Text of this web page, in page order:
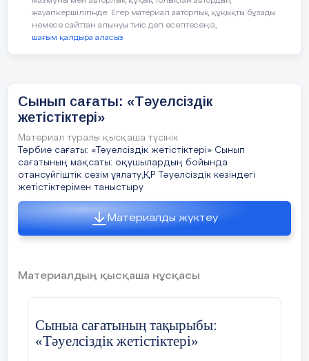
Ол өз сөзінде оқушылардың тәртібі
жақсы екенін дегенмен кейбір
оқушылардың тәртібі нашарлап, сабаққа
дайындалмай келетінін айтты. Осы мәселе
Айнұр
да сөзге шығып, сынып
оқушыларының тазалығы жақсы екенін
айтты.
Үшінші мәселе бойынша сынып
жетекші оқушыларға мектептегі қоғамдық
жұмыстарға белсене қатысуға шақырды.
Сыныптағы оқушылардың мектепте өз-
өзін ұстауы, мұғалімдерді сыйлауы
керектігі айтылды. Басқа сынып
оқушыларыменде тату болуы, олармен
қабылданды.
Әрбір оқушы ІІ тоқсанды жақсы деген
жауапкершілігінде. Егер материал авторлық құқықты бұзады
немесе сайттан алынуы тиіс деп есептесеңіз,
шағым қалдыра аласыз
Сынып сағаты: «Тәуелсіздік
жетістіктері»
Материал туралы қысқаша түсінік
Тәрбие сағаты: «Тәуелсіздік жетістіктері» Сынып
сағатының мақсаты: оқушылардың бойында
отансүйгіштік сезім ұялату,ҚР Тәуелсіздік кезіндегі
жетістіктерімен таныстыру
Материалды жүктеу
Материалдың қысқаша нұсқасы
Сыныа сағатының тақырыбы:
«Тәуелсіздік жетістіктері»